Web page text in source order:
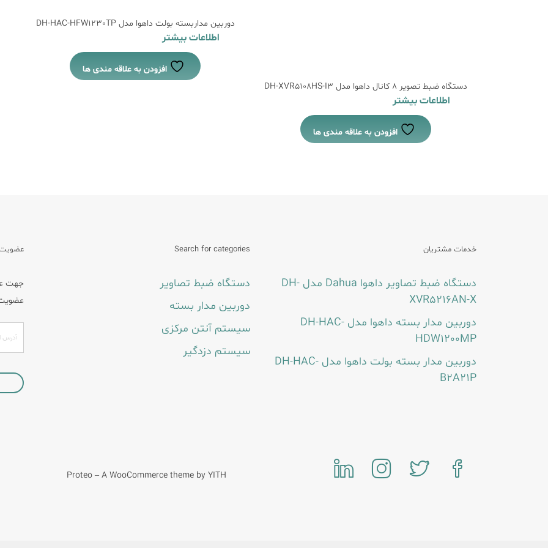
دستگاه ضبط تصویر 8 کانال داهوا مدل DH-XVR5108HS-I3
اطلاعات بیشتر
افزودن به علاقه مندی ها
دوربین مداربسته بولت داهوا مدل DH-HAC-HFW1230TP
اطلاعات بیشتر
افزودن به علاقه مندی ها
خدمات مشتریان
دستگاه ضبط تصاویر داهوا Dahua مدل DH-
XVR5216AN-X
دوربین مدار بسته داهوا مدل DH-HAC-
HDW1200MP
دوربین مدار بسته بولت داهوا مدل DH-HAC-
B2A21P
Search for categories
دستگاه ضبط تصاویر
دوربین مدار بسته
سیستم آنتن مرکزی
سیستم دزدگیر
عضویت
جهت
Proteo – A WooCommerce theme by YITH